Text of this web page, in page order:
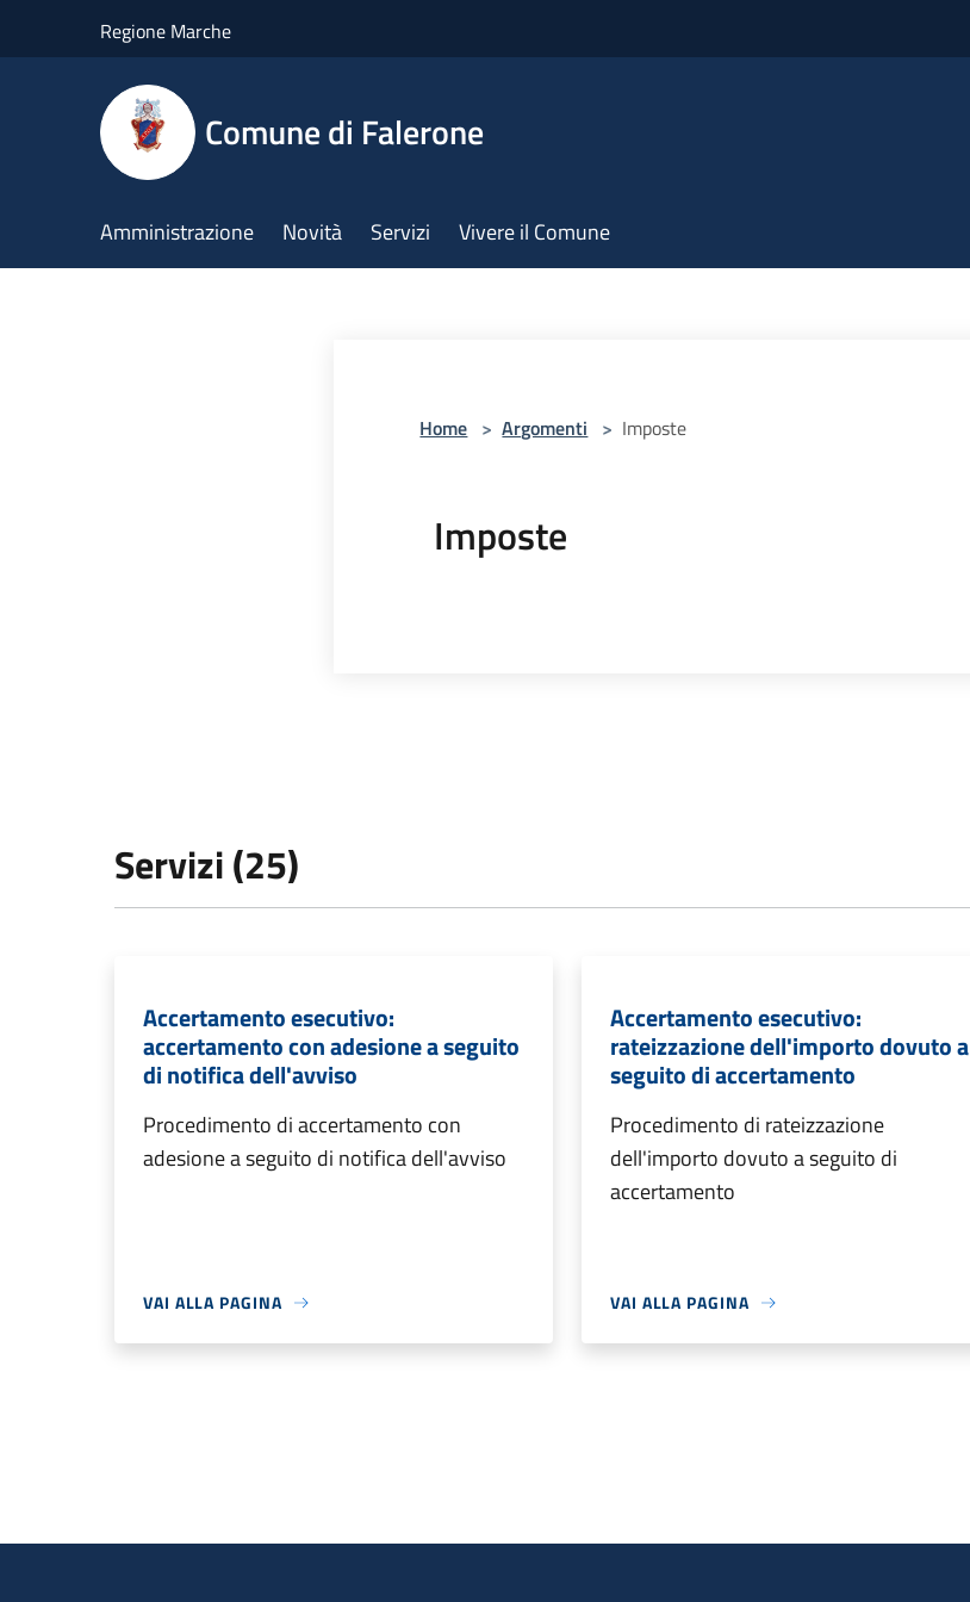
Regione Marche
Comune di Falerone
Amministrazione Novità Servizi Vivere il Comune
Home > Argomenti > Imposte
Imposte
Servizi (25)
Accertamento esecutivo:
accertamento con adesione a seguito
di notifica dell'avviso
Procedimento di accertamento con
adesione a seguito di notifica dell'avviso
VAI ALLA PAGINA
Accertamento esecutivo:
rateizzazione dell'importo dovuto a
seguito di accertamento
Procedimento di rateizzazione
dell'importo dovuto a seguito di
accertamento
VAI ALLA PAGINA